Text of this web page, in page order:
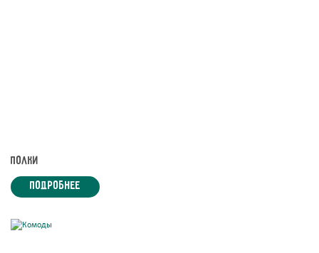
Полки
подробнее